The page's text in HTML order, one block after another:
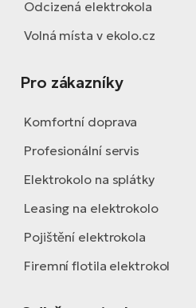
Odcizená elektrokola
Volná místa v ekolo.cz
Pro zákazníky
Komfortní doprava
Profesionální servis
Elektrokolo na splátky
Leasing na elektrokolo
Pojištění elektrokola
Firemní flotila elektrokol